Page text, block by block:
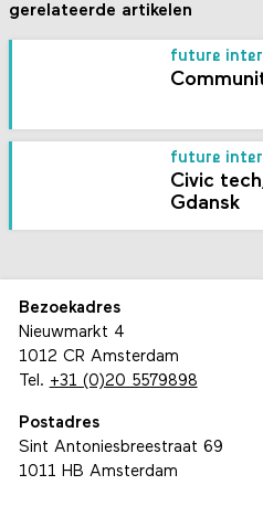
gerelateerde artikelen
future
future
Civic
Gdansk
Bezoekadres
Nieuwmarkt 4
1012 CR Amsterdam
Tel. +31 (0)20 5579898
Postadres
Sint Antoniesbreestraat 69
1011 HB Amsterdam